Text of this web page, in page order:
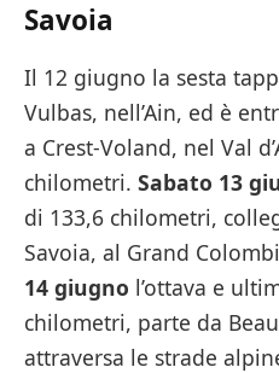
Savoia
Il 12 giugno la sesta
Vulbas, nell’Ain, ed è
a Crest-Voland, nel Val
chilometri. Sabato 13
di 133,6 chilometri,
Savoia, al Grand
14 giugno l’ottava e
chilometri, parte da
attraversa le strade